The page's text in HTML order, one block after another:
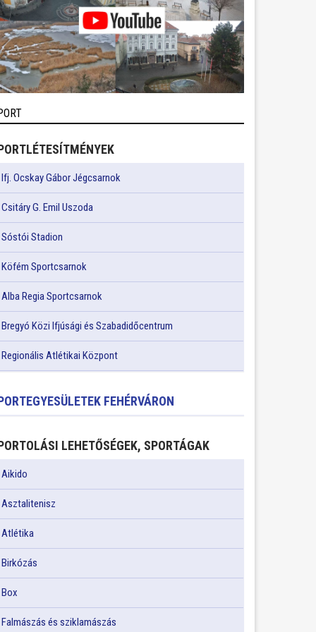
Ifj. Ocskay Gábor Jégcsarnok
Csitáry G. Emil Uszoda
Sóstói Stadion
Köfém Sportcsarnok
Alba Regia Sportcsarnok
Bregyó Közi Ifjúsági és Szabadidőcentrum
Regionális Atlétikai Központ
FEHÉRVÁRON
LEHETŐSÉGEK, SPORTÁGAK
Aikido
Asztalitenisz
Atlétika
Birkózás
Box
Falmászás és sziklamászás